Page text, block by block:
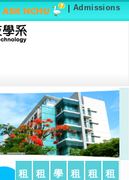
| Admissions
Next
租
租
學
租
租
租